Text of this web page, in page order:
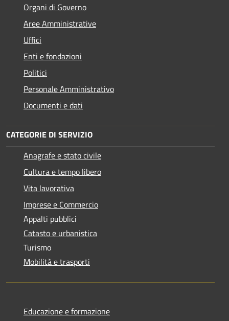
Organi di Governo
Aree Amministrative
Uffici
Enti e fondazioni
Politici
Personale Amministrativo
Documenti e dati
CATEGORIE DI SERVIZIO
Anagrafe e stato civile
Cultura e tempo libero
Vita lavorativa
Imprese e Commercio
Appalti pubblici
Catasto e urbanistica
Turismo
Mobilità e trasporti
Educazione e formazione